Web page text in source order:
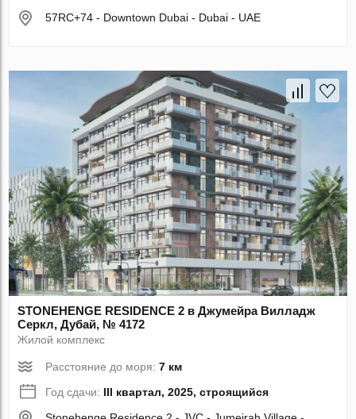
57RC+74 - Downtown Dubai - Dubai - UAE
STONEHENGE RESIDENCE 2 в Джумейра Вилладж
Серкл, Дубай, № 4172
Жилой комплекс
Расстояние до моря:7 км
Год сдачи: III квартал, 2025, строящийся